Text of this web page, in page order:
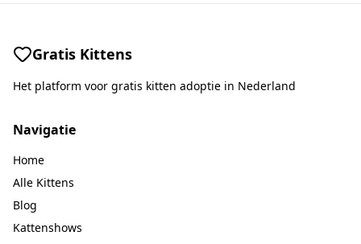
Gratis Kittens
Het platform voor gratis kitten adoptie in Nederland
Navigatie
Home
Alle Kittens
Blog
Kattenshows